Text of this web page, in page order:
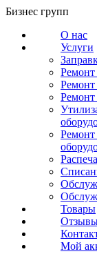
Перейти
содержанию
Бизнес групп
О нас
Услуги
Ремонт
Ремонт
Товары
Мой